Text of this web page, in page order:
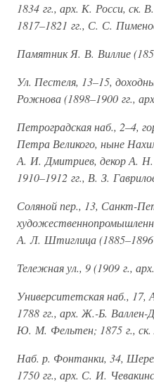
1834 гг., арх. К. Росси, ск.
1817–1821 гг., С. С.
Памятник Я. В. Виллие
Ул. Пестеля, 13–15,
Рожнова (1898–1900 гг.,
Петроградская наб., 2–4,
Петра Великого, ныне
А. И. Дмитриев, декор А. Н.
1910–1912 гг., В. З.
Соляной пер., 13, Санкт-
А. Л. Штиглица
Тележная ул., 9 (1909 г.,
Университетская наб., 17,
1788 гг., арх. Ж.-Б.
Ю. М. Фельтен; 1875 г., ск.
Наб. р. Фонтанки, 34,
1750 гг., арх. С. И.